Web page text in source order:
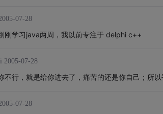
07-28
刚学习java两周，我以前专注于 delphi c++
2005-07-28
不行，就是给你进去了，痛苦的还是你自己；所
07-28